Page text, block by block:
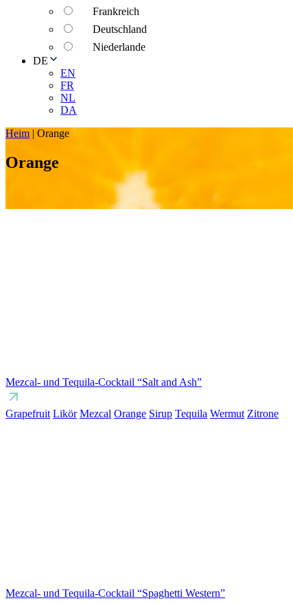
Frankreich
Deutschland
Niederlande
DE
EN
FR
NL
DA
Heim | Orange
Orange
Mezcal- und Tequila-Cocktail “Salt and Ash”
Grapefruit Likör Mezcal Orange Sirup Tequila Wermut Zitrone
Mezcal- und Tequila-Cocktail “Spaghetti Western”